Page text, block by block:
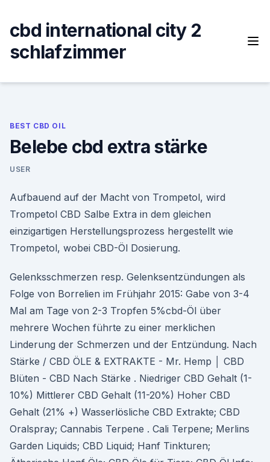
content
cbd international city 2
schlafzimmer
BEST CBD OIL
Belebe cbd extra stärke
USER
Aufbauend auf der Macht von Trompetol, wird
Trompetol CBD Salbe Extra in dem gleichen
einzigartigen Herstellungsprozess hergestellt wie
Trompetol, wobei CBD-Öl Dosierung.
Gelenksschmerzen resp. Gelenksentzündungen als
Folge von Borrelien im Frühjahr 2015: Gabe von 3-4
Mal am Tage von 2-3 Tropfen 5%cbd-Öl über
mehrere Wochen führte zu einer merklichen
Linderung der Schmerzen und der Entzündung. Nach
Stärke / CBD ÖLE & EXTRAKTE - Mr. Hemp │ CBD
Blüten - CBD Nach Stärke . Niedriger CBD Gehalt (1-
10%) Mittlerer CBD Gehalt (11-20%) Hoher CBD
Gehalt (21% +) Wasserlösliche CBD Extrakte; CBD
Oralspray; Cannabis Terpene . Cali Terpene; Merlins
Garden Liquids; CBD Liquid; Hanf Tinkturen;